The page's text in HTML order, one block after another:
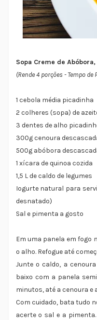
Sopa Creme de
(Rende 4 porções - Tempo
1 cebola média picadinha
2 colheres (sopa) de
3 dentes de alho
300g cenoura
500g abóbora
1 xícara de quinoa cozida
1,5 L de caldo de legumes
Iogurte natural para
desnatado)
Sal e pimenta a gosto
Em uma panela em fogo
o alho. Refogue até
Junte o caldo, a
baixo com a panela
minutos, até a cenoura e
Com cuidado, bata tudo
acerte o sal e a